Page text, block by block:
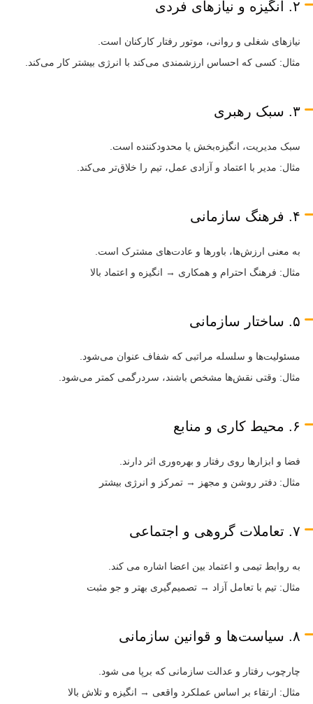
۲. انگیزه و نیازهای فردی
نیازهای شغلی و روانی، موتور رفتار کارکنان است.
مثال: کسی که احساس ارزشمندی می‌کند با انرژی بیشتر کار می‌کند.
۳. سبک رهبری
سبک مدیریت، انگیزه‌بخش یا محدودکننده است.
مثال: مدیر با اعتماد و آزادی عمل، تیم را خلاق‌تر می‌کند.
۴. فرهنگ سازمانی
به معنی ارزش‌ها، باورها و عادت‌های مشترک است.
مثال: فرهنگ احترام و همکاری → انگیزه و اعتماد بالا
۵. ساختار سازمانی
مسئولیت‌ها و سلسله مراتبی که شفاف عنوان می‌شود.
مثال: وقتی نقش‌ها مشخص باشند، سردرگمی کمتر می‌شود.
۶. محیط کاری و منابع
فضا و ابزارها روی رفتار و بهره‌وری اثر دارند.
مثال: دفتر روشن و مجهز → تمرکز و انرژی بیشتر
۷. تعاملات گروهی و اجتماعی
به روابط تیمی و اعتماد بین اعضا اشاره می کند.
مثال: تیم با تعامل آزاد → تصمیم‌گیری بهتر و جو مثبت
۸. سیاست‌ها و قوانین سازمانی
چارچوب رفتار و عدالت سازمانی که برپا می شود.
مثال: ارتقاء بر اساس عملکرد واقعی → انگیزه و تلاش بالا